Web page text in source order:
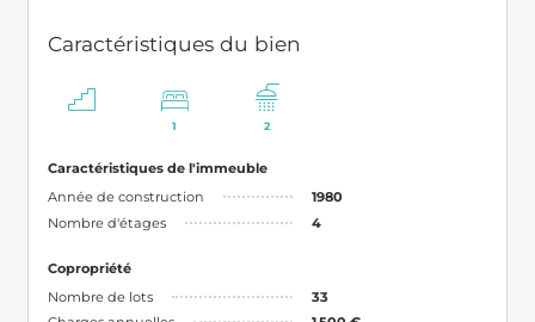
Caractéristiques du bien
1 2
Caractéristiques de l'immeuble
Année de construction
1980
Nombre d'étages
4
Copropriété
Nombre de lots
33